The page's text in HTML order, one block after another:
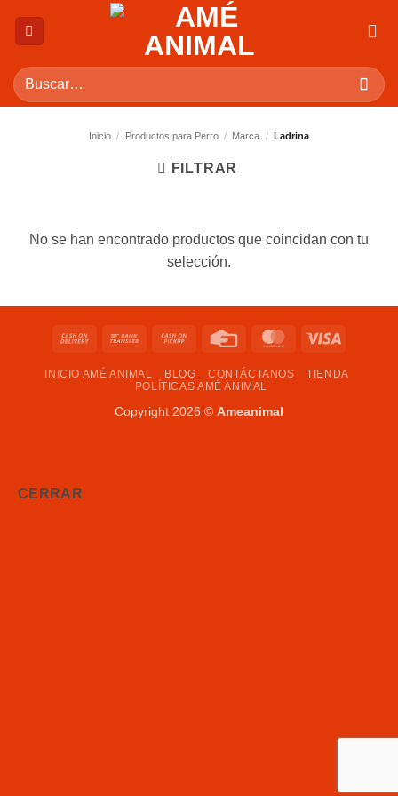
Buscar
por:
Inicio / Productos para Perro / Marca / Ladrina
FILTRAR
No se han encontrado productos que coincidan con tu
selección.
Cash
Delivery
Bank
Cash
Pickup
Credit
MasterCard
INICIO AMÉ ANIMAL BLOG CONTÁCTANOS
TIENDA
POLÍTICAS AMÉ ANIMAL
Copyright 2026 © Ameanimal
CERRAR